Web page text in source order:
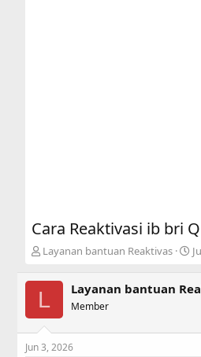
Cara Reaktivasi ib bri
T
r
a
d
t
Layanan bantuan Reaktivas
S
r
a
L Layanan bantuan
Member
Jun 3, 2026